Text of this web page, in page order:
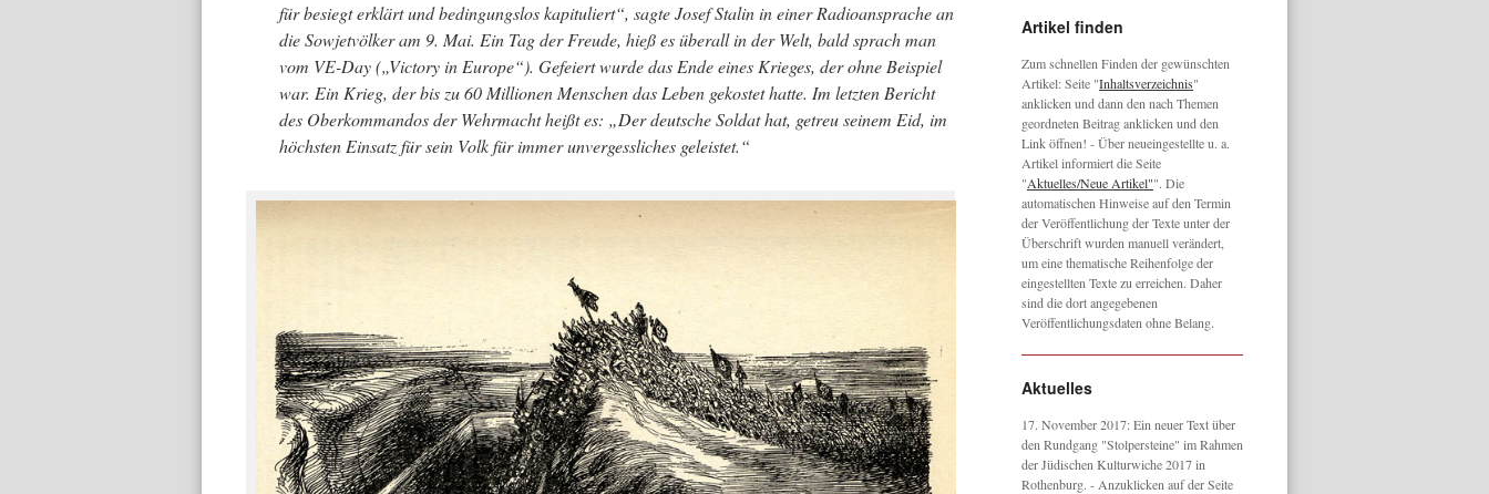
für besiegt erklärt und bedingungslos kapituliert“, sagte Josef Stalin in einer Radioansprache an
die Sowjetvöl­ker am 9. Mai. Ein Tag der Freude, hieß es überall in der Welt, bald sprach man
vom VE-Day („Victory in Europe“). Gefeiert wurde das Ende eines Krieges, der ohne Beispiel
war. Ein Krieg, der bis zu 60 Millionen Menschen das Leben gekostet hatte. Im letzten Bericht
des Oberkommandos der Wehrmacht heißt es: „Der deutsche Soldat hat, getreu seinem Eid, im
höchsten Einsatz für sein Volk für immer unvergessliches geleis­tet.“
Artikel finden
Zum schnellen Finden der gewünschten
Artikel: Seite "Inhaltsverzeichnis"
anklicken und dann den nach Themen
geordneten Beitrag anklicken und den
Link öffnen! - Über neueingestellte u. a.
Artikel informiert die Seite
"Aktuelles/Neue Artikel"". Die
automatischen Hinweise auf den Termin
der Veröffentlichung der Texte unter der
Überschrift wurden manuell verändert,
um eine thematische Reihenfolge der
eingestellten Texte zu erreichen. Daher
sind die dort angegebenen
Veröffentlichungsdaten ohne Belang.
Aktuelles
17. November 2017: Ein neuer Text über
den Rundgang "Stolpersteine" im Rahmen
der Jüdischen Kulturwiche 2017 in
Rothenburg. - Anzuklicken auf der Seite